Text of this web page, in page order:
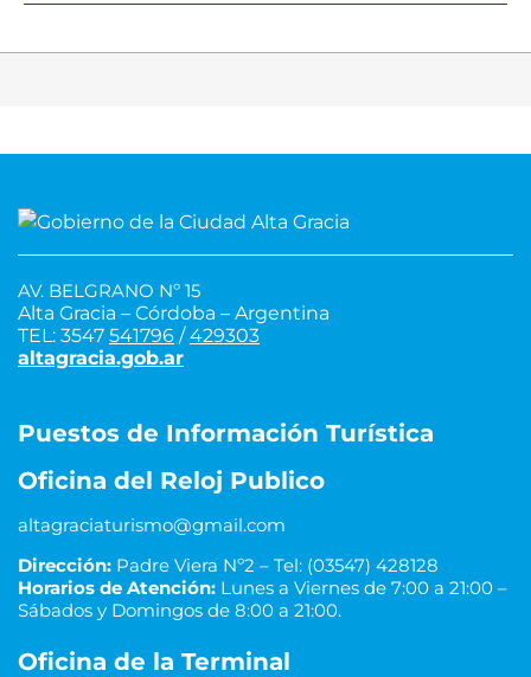
AV. BELGRANO Nº 15
Alta Gracia – Córdoba – Argentina
TEL: 3547 541796 /429303
altagracia.gob.ar
Puestos de Información Turística
Oficina del Reloj Publico
altagraciaturismo@gmail.com
Dirección: Padre Viera Nº2 – Tel: (03547) 428128
Horarios de Atención: Lunes a Viernes de 7:00 a 21:00 –
Sábados y Domingos de 8:00 a 21:00.
Oficina de la Terminal